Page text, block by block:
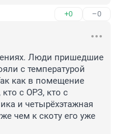
+0 –0
Люди пришедшие
с температурой
как в помещение
с ОРЗ, кто с
и четырёхэтажная
чем к скоту его уже